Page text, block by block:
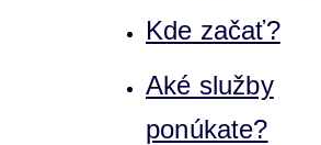
Kde začať?
Aké služby
ponúkate?